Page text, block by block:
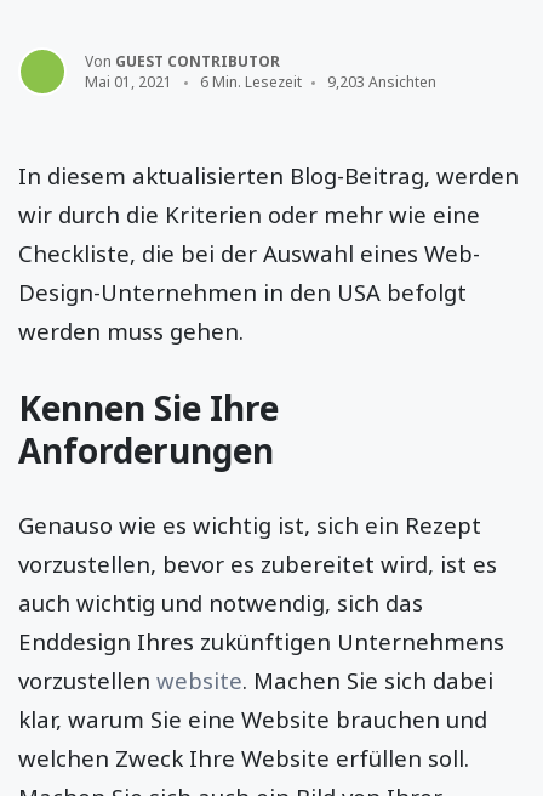
Von GUEST CONTRIBUTOR
Mai 01, 2021
6 Min. Lesezeit 9,203 Ansichten
In diesem aktualisierten Blog-Beitrag, werden
wir durch die Kriterien oder mehr wie eine
Checkliste, die bei der Auswahl eines Web-
Design-Unternehmen in den USA befolgt
werden muss gehen.
Kennen Sie Ihre
Anforderungen
Genauso wie es wichtig ist, sich ein Rezept
vorzustellen, bevor es zubereitet wird, ist es
auch wichtig und notwendig, sich das
Enddesign Ihres zukünftigen Unternehmens
vorzustellen website. Machen Sie sich dabei
klar, warum Sie eine Website brauchen und
welchen Zweck Ihre Website erfüllen soll.